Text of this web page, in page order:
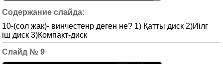
10-(сол жақ)- винчестенр деген не? 1) Қатты диск 2)Иілг
іш диск 3)Компакт-диск
9